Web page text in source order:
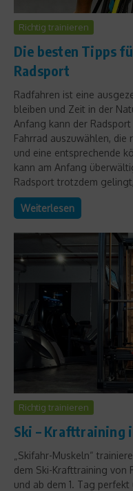
Richtig trainieren
Die besten Tipps
Radsport
Radfahren ist eine
bleiben und Zeit in der
Anfang kann der
Fahrrad auszuwählen, die
und eine entsprechende
kann am Anfang
Radsport trotzdem
Weiterlesen
Richtig trainieren
Ski – Krafttraining
„Skifahr-Muskeln“
dem Ski-Krafttraining von
und ab dem 1. Tag